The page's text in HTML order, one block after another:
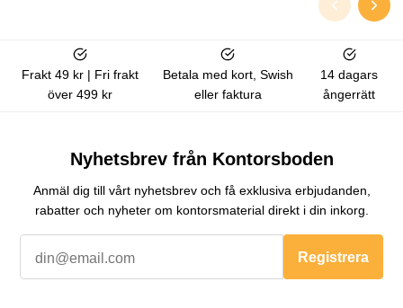
Frakt 49 kr | Fri frakt
över 499 kr
Betala med kort, Swish
eller faktura
14 dagars
ångerrätt
Nyhetsbrev från Kontorsboden
Anmäl dig till vårt nyhetsbrev och få exklusiva erbjudanden,
rabatter och nyheter om kontorsmaterial direkt i din inkorg.
Registrera